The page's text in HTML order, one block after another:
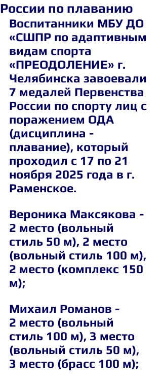
России по плаванию
Воспитанники МБУ ДО
«СШПР по адаптивным
видам спорта
«ПРЕОДОЛЕНИЕ» г.
Челябинска завоевали
7 медалей Первенства
России по спорту лиц с
поражением ОДА
(дисциплина -
плавание), который
проходил с 17 по 21
ноября 2025 года в г.
Раменское.
Вероника Максякова -
2 место (вольный
стиль 50 м), 2 место
(вольный стиль 100 м),
2 место (комплекс 150
м);
Михаил Романов -
2 место (вольный
стиль 100 м), 3 место
(вольный стиль 50 м),
3 место (брасс 100 м);